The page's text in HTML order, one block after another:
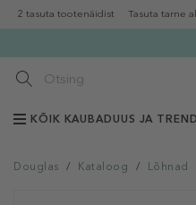
2 tasuta tootenäidist Tasuta tarne
KÕIK KAUBADUUS JA
Douglas / Kataloog / Lõhnad